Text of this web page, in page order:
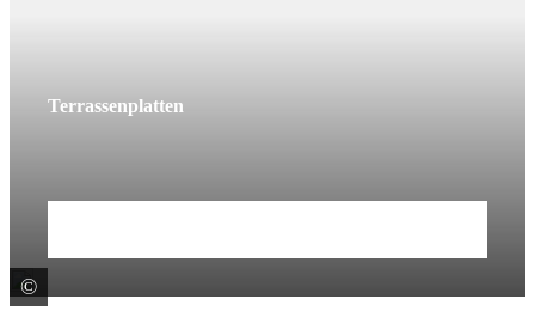
©
Terrassenplatten